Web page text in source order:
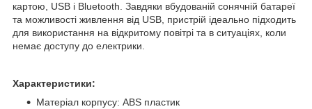
картою, USB і Bluetooth. Завдяки вбудованій сонячній батареї
та можливості живлення від USB, пристрій ідеально підходить
для використання на відкритому повітрі та в ситуаціях, коли
немає доступу до електрики.
Характеристики:
Матеріал корпусу: ABS пластик